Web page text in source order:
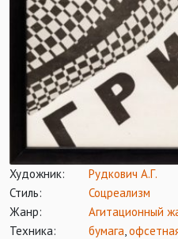
Художник:
Рудкович А.Г.
Стиль:
Соцреализм
Жанр:
Агитационный
Техника:
бумага